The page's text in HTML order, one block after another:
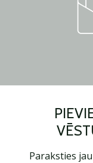
Paraksties